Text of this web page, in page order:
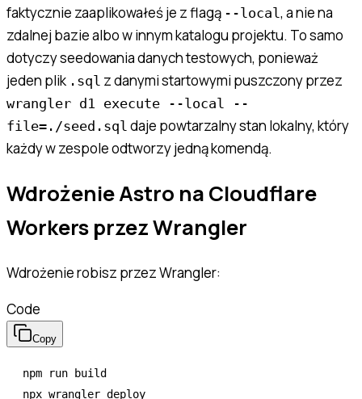
faktycznie zaaplikowałeś je z flagą --local , a nie na
zdalnej bazie albo w innym katalogu projektu. To samo
dotyczy seedowania danych testowych, ponieważ
jeden plik .sql z danymi startowymi puszczony przez
wrangler d1 execute --local --
file=./seed.sql daje powtarzalny stan lokalny, który
każdy w zespole odtworzy jedną komendą.
Wdrożenie Astro na Cloudflare
Workers przez Wrangler
Wdrożenie robisz przez Wrangler:
Code
Copy
npm run build
npx wrangler deploy